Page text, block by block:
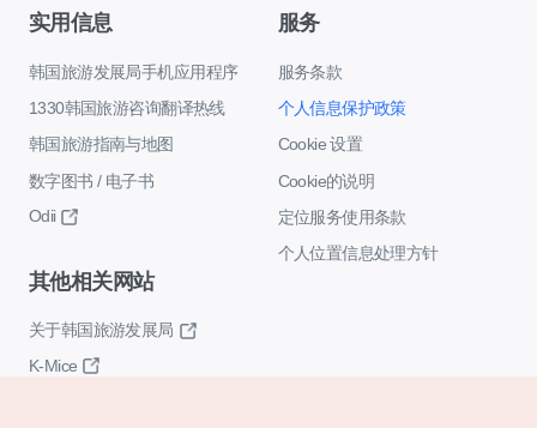
实用信息
韩国旅游发展局手机应用程序
1330韩国旅游咨询翻译热线
韩国旅游指南与地图
数字图书 / 电子书
Odii
服务
服务条款
个人信息保护政策
Cookie 设置
Cookie的说明
定位服务使用条款
个人位置信息处理方针
其他相关网站
关于韩国旅游发展局
K-Mice